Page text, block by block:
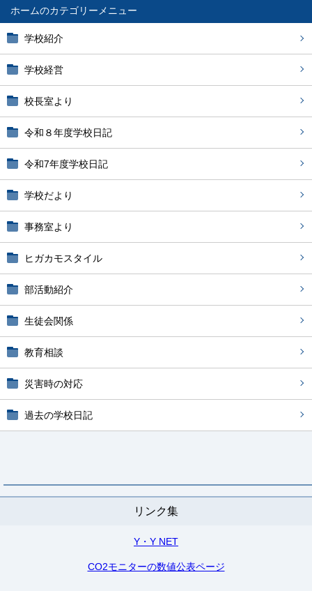
ホーム
学校紹介
学校経営
校長室より
令和８年度学校日記
令和7年度学校日記
学校だより
事務室より
ヒガカモスタイル
部活動紹介
生徒会関係
教育相談
災害時の対応
過去の学校日記
リンク集
Y・Y NET
CO2モニターの数値公表ページ